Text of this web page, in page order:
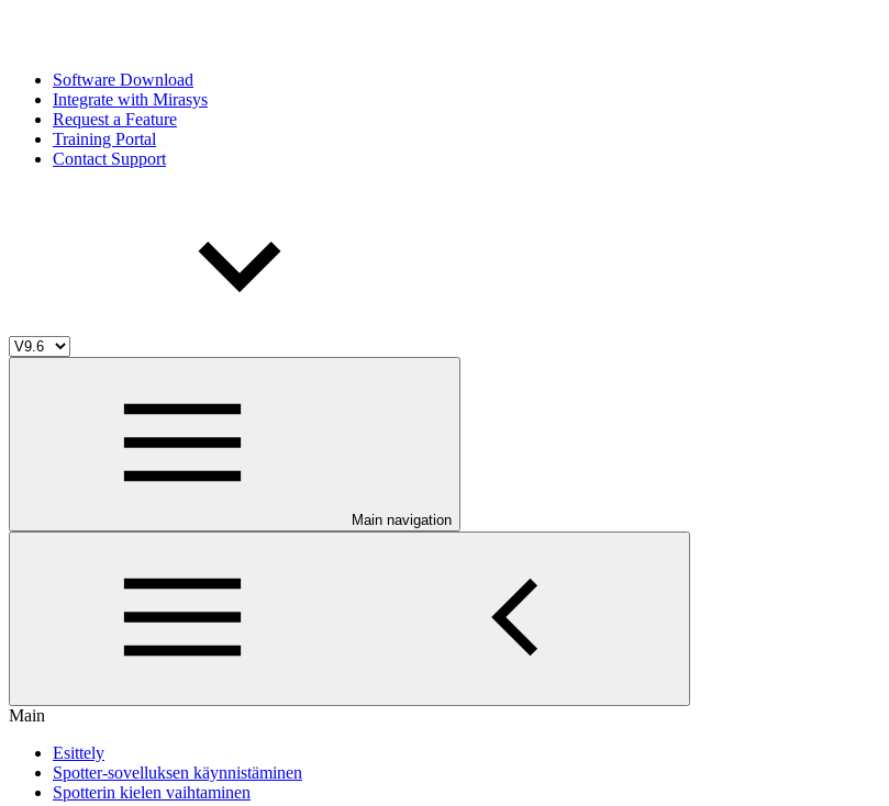
Software Download
Integrate with Mirasys
Request a Feature
Training Portal
Contact Support
Main navigation
Main
Esittely
Spotter-sovelluksen käynnistäminen
Spotterin kielen vaihtaminen